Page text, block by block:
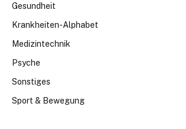
Gesundheit
Krankheiten-Alphabet
Medizintechnik
Psyche
Sonstiges
Sport & Bewegung